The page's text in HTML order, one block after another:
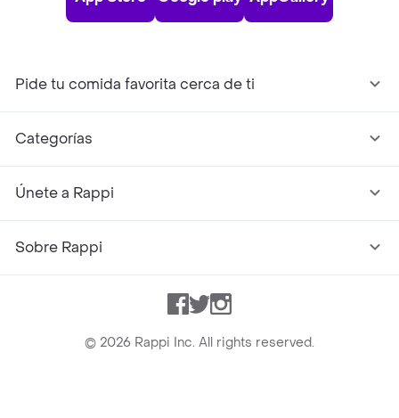
Pide tu comida favorita cerca de ti
Categorías
Únete a Rappi
Sobre Rappi
Facebook
TwitterInstagram
© 2026 Rappi Inc. All rights reserved.